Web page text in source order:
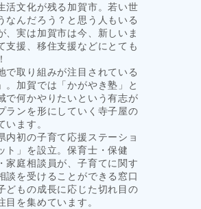
活文化が残る加賀市。若い世
なんだろう？と思う人もいる
、実は加賀市は今、新しいま
支援、移住支援などにとても
で取り組みが注目されている
。加賀では「かがやき塾」と
で何かやりたいという有志が
ランを形にしていく寺子屋の
います。
内初の子育て応援ステーショ
ト」を設立。保育士・保健
家庭相談員が、子育てに関す
談を受けることができる窓口
どもの成長に応じた切れ目の
目を集めています。